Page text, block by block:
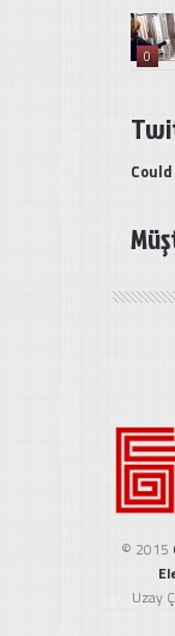
0
© 2015
Uzay